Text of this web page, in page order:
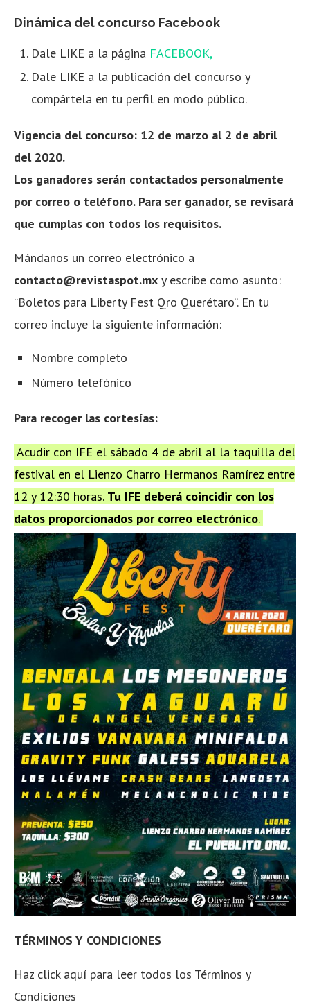
Dinámica del concurso Facebook
Dale LIKE a la página FACEBOOK,
Dale LIKE a la publicación del concurso y
compártela en tu perfil en modo público.
Vigencia del concurso: 12 de marzo al 2 de abril
del 2020.
Los ganadores serán contactados personalmente
por correo o teléfono. Para ser ganador, se revisará
que cumplas con todos los requisitos.
Mándanos un correo electrónico a
contacto@revistaspot.mx y escribe como asunto:
“Boletos para Liberty Fest Qro Querétaro”. En tu
correo incluye la siguiente información:
Nombre completo
Número telefónico
Para recoger las cortesías:
Acudir con IFE el sábado 4 de abril al la taquilla del
festival en el Lienzo Charro Hermanos Ramírez entre
12 y 12:30 horas. Tu IFE deberá coincidir con los
datos proporcionados por correo electrónico.
TÉRMINOS Y CONDICIONES
Haz click aquí para leer todos los Términos y
Condiciones